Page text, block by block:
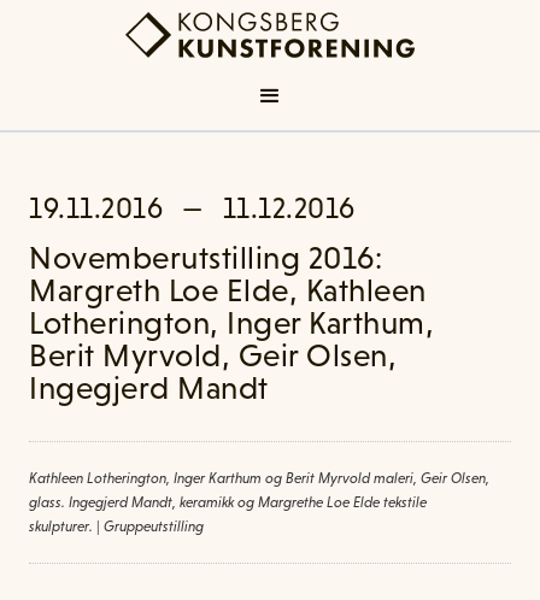
19.11.2016 — 11.12.2016
Novemberutstilling 2016:
Margreth Loe Elde, Kathleen
Lotherington, Inger Karthum,
Berit Myrvold, Geir Olsen,
Ingegjerd Mandt
Kathleen Lotherington, Inger Karthum og Berit Myrvold maleri, Geir Olsen,
glass. Ingegjerd Mandt, keramikk og Margrethe Loe Elde tekstile
skulpturer.
Gruppeutstilling